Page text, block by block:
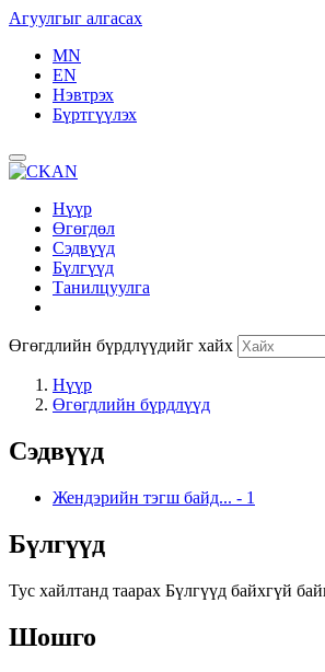
Агуулгыг алгасах
MN
EN
Нэвтрэх
Бүртгүүлэх
Нүүр
Өгөгдөл
Сэдвүүд
Бүлгүүд
Танилцуулга
Өгөгдлийн бүрдлүүдийг хайх
Нүүр
Өгөгдлийн бүрдлүүд
Сэдвүүд
Жендэрийн тэгш байд... - 1
Бүлгүүд
Тус хайлтанд таарах Бүлгүүд байхгүй
Шошго